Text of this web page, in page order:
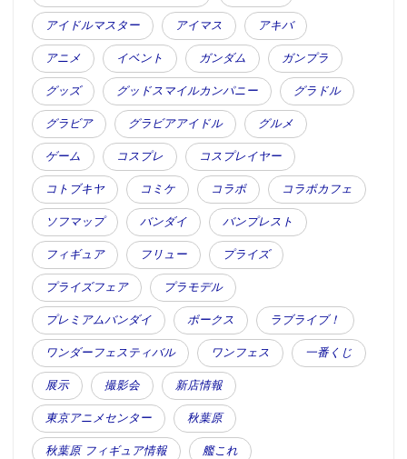
アイドルマスター アイマス アキバ
アニメ イベント ガンダム ガンプラ
グッズ グッドスマイルカンパニー グラドル
グラビア グラビアアイドル グルメ
ゲーム コスプレ コスプレイヤー
コトブキヤ コミケ コラボ コラボカフェ
ソフマップ バンダイ バンプレスト
フィギュア フリュー プライズ
プライズフェア プラモデル
プレミアムバンダイ ボークス ラブライブ！
ワンダーフェスティバル ワンフェス 一番くじ
展示 撮影会 新店情報
東京アニメセンター 秋葉原
秋葉原 フィギュア情報 艦これ